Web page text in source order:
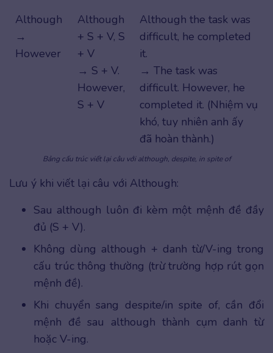
Although
→
However
Although
+ S + V, S
+ V
→ S + V.
However,
S + V
Although the task was
difficult, he completed
it.
→ The task was
difficult. However, he
completed it. (Nhiệm vụ
khó, tuy nhiên anh ấy
đã hoàn thành.)
Bảng cấu trúc viết lại câu với although, despite, in spite of
Lưu ý khi viết lại câu với Although:
Sau although luôn đi kèm một mệnh đề đầy
đủ (S + V).
Không dùng although + danh từ/V-ing trong
cấu trúc thông thường (trừ trường hợp rút gọn
mệnh đề).
Khi chuyển sang despite/in spite of, cần đổi
mệnh đề sau although thành cụm danh từ
hoặc V-ing.